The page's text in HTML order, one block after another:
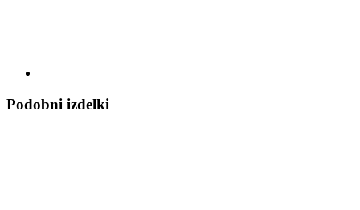
Podobni izdelki